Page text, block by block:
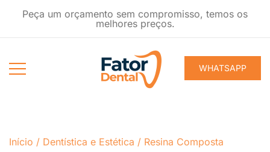
Peça um orçamento sem compromisso, temos os
melhores preços.
WHATSAPP
Início / Dentística e Estética / Resina Composta